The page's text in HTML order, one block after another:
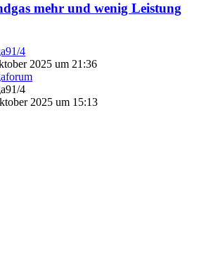
mehr und wenig Leistung
4
2025 um 21:36
4
2025 um 15:13